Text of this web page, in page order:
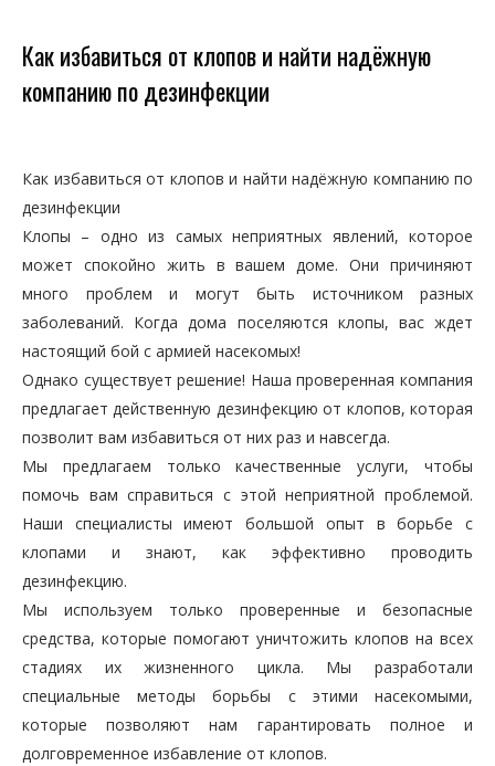
Как избавиться от клопов и найти надёжную
компанию по дезинфекции
Как избавиться от клопов и найти надёжную компанию по
дезинфекции
Клопы – одно из самых неприятных явлений, которое
может спокойно жить в вашем доме. Они причиняют
много проблем и могут быть источником разных
заболеваний. Когда дома поселяются клопы, вас ждет
настоящий бой с армией насекомых!
Однако существует решение! Наша проверенная компания
предлагает действенную дезинфекцию от клопов, которая
позволит вам избавиться от них раз и навсегда.
Мы предлагаем только качественные услуги, чтобы
помочь вам справиться с этой неприятной проблемой.
Наши специалисты имеют большой опыт в борьбе с
клопами и знают, как эффективно проводить
дезинфекцию.
Мы используем только проверенные и безопасные
средства, которые помогают уничтожить клопов на всех
стадиях их жизненного цикла. Мы разработали
специальные методы борьбы с этими насекомыми,
которые позволяют нам гарантировать полное и
долговременное избавление от клопов.